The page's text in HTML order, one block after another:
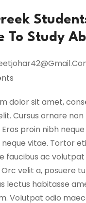
To Study
dolor sit amet,
Cursus ornare
proin nibh
vitae. Tortor
faucibus ac
velit a, posuere
lectus habitasse
Volutpat odio